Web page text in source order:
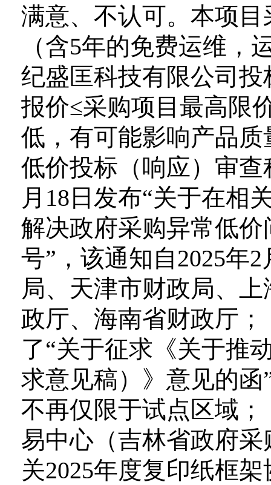
满意、不认可。本项目
（含5年的免费运维，
纪盛匡科技有限公司投
报价≤采购项目最高限
低，有可能影响产品
低价投标（响应）审查
月18日发布“关于在相
解决政府采购异常低价
号”，该通知自2025年
局、天津市财政局、
政厅、海南省财政厅；
了“关于征求《关于推
求意见稿）》意见的
不再仅限于试点区域
易中心（吉林省政府
关2025年度复印纸框